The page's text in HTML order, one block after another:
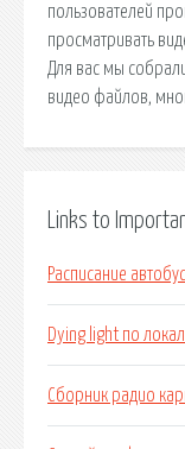
пользователей
просматривать
Для вас мы
видео файлов,
Links to
Расписание
Dying light по
Сборник радио